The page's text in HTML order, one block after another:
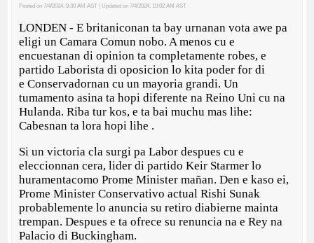
Posted on 7/4/2024, 9:30 AM AST | Updated on 7/4/2024, 10:02 AM AST
LONDEN - E britaniconan ta bay urnanan vota awe pa
eligi un Camara Comun nobo. A menos cu e
encuestanan di opinion ta completamente robes, e
partido Laborista di oposicion lo kita poder for di
e Conservadornan cu un mayoria grandi. Un
tumamento asina ta hopi diferente na Reino Uni cu na
Hulanda. Riba tur kos, e ta bai muchu mas lihe:
Cabesnan ta lora hopi lihe .
Si un victoria cla surgi pa Labor despues cu e
eleccionnan cera, lider di partido Keir Starmer lo
huramentacomo Prome Minister mañan. Den e kaso ei,
Prome Minister Conservativo actual Rishi Sunak
probablemente lo anuncia su retiro diabierne mainta
trempan. Despues e ta ofrece su renuncia na e Rey na
Palacio di Buckingham.